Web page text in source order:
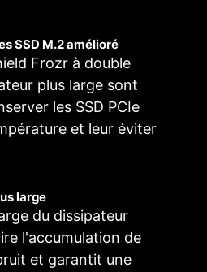
SSD M.2 amélioré
Frozr à double
plus large sont
les SSD PCIe
et leur éviter
large
du dissipateur
l'accumulation de
et garantit une
a été optimisé pour
d'une plus large bande
de données plus
du design assure
de la fiabilité des